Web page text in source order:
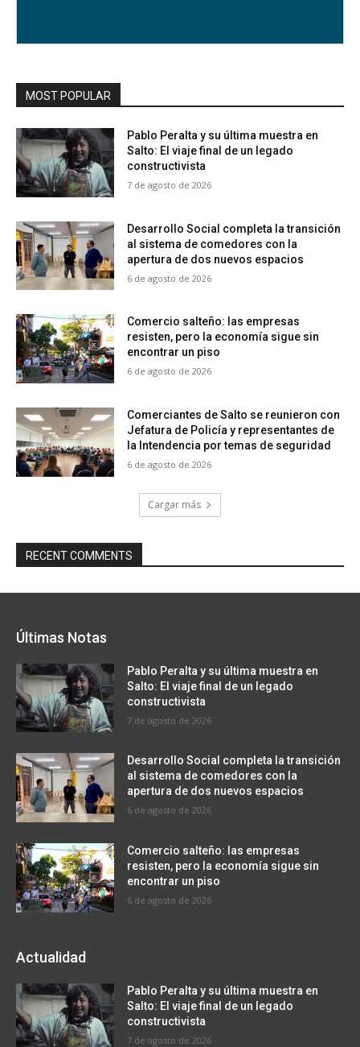
MOST POPULAR
Pablo Peralta y su última muestra en
Salto: El viaje final de un legado
constructivista
7 de agosto de 2026
Desarrollo Social completa la transición
al sistema de comedores con la
apertura de dos nuevos espacios
6 de agosto de 2026
Comercio salteño: las empresas
resisten, pero la economía sigue sin
encontrar un piso
6 de agosto de 2026
Comerciantes de Salto se reunieron con
Jefatura de Policía y representantes de
la Intendencia por temas de seguridad
6 de agosto de 2026
Cargar más
RECENT COMMENTS
Últimas Notas
Pablo Peralta y su última muestra en
Salto: El viaje final de un legado
constructivista
7 de agosto de 2026
Desarrollo Social completa la transición
al sistema de comedores con la
apertura de dos nuevos espacios
6 de agosto de 2026
Comercio salteño: las empresas
resisten, pero la economía sigue sin
encontrar un piso
6 de agosto de 2026
Actualidad
Pablo Peralta y su última muestra en
Salto: El viaje final de un legado
constructivista
7 de agosto de 2026